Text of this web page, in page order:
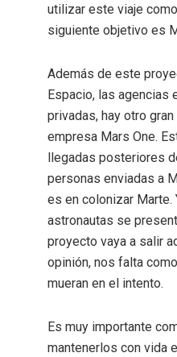
utilizar este viaje
siguiente objetivo es
Además de este
Espacio, las agencias
privadas, hay otro
empresa Mars One.
llegadas posteriores
personas enviadas a
es en colonizar Marte.
astronautas se
proyecto vaya a salir
opinión, nos falta
mueran en el intento.
Es muy importante
mantenerlos con vida